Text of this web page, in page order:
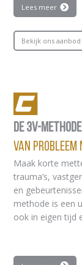
Lees meer
Bekijk ons
De 3V-
Van
Maak korte
trauma’s,
en
methode is een
ook in eigen tijd